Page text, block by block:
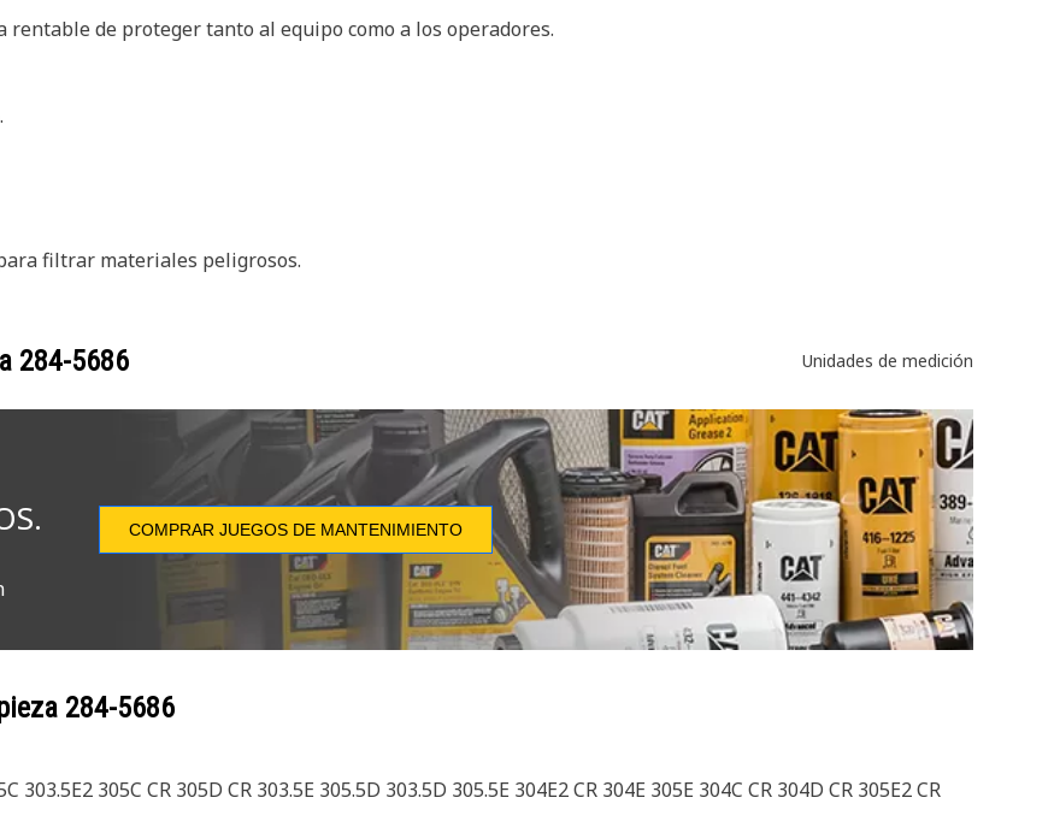
de proteger tanto al equipo como a los operadores.
filtrar materiales peligrosos.
284-5686 Unidades de medición
COMPRAR JUEGOS DE MANTENIMIENTO
284-5686
303.5E2 305C CR 305D CR 303.5E 305.5D 303.5D 305.5E 304E2 CR 304E 305E 304C CR 304D CR 305E2 CR